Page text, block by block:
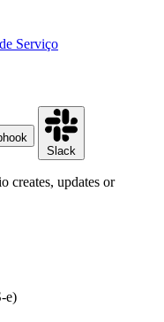
Serviço
Slack
creates, updates or
e)